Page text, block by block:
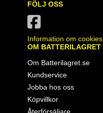
FÖLJ OSS
Information om cookies
OM BATTERILAGRET
Om Batterilagret.se
Kundservice
Jobba hos oss
Köpvillkor